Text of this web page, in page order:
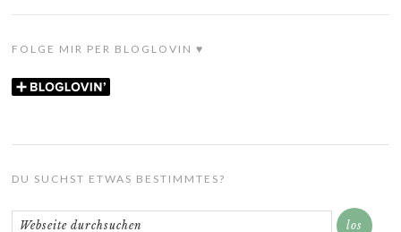
FOLGE MIR PER BLOGLOVIN ♥
DU SUCHST ETWAS BESTIMMTES?